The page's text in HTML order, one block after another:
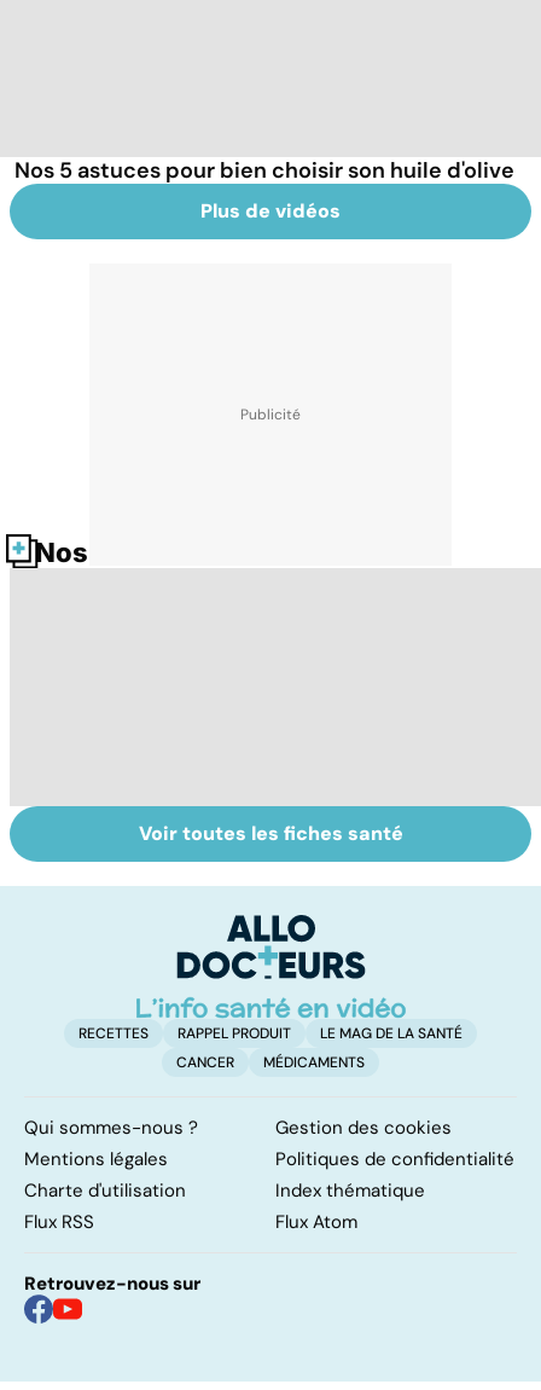
Nos 5 astuces pour bien choisir son huile d'olive
Plus de vidéos
Nos fiches santé
Quand la maladie
entraîne la chute
Le TDAH, un
trouble de
ou sans
hyperactivité
Voir toutes les fiches santé
RECETTES RAPPEL PRODUIT
LE MAG DE LA SANTÉ
CANCER
MÉDICAMENTS
Qui sommes-nous ?
Gestion des cookies
Mentions légales
Politiques de confidentialité
Charte d'utilisation
Index thématique
Flux RSS
Flux Atom
Retrouvez-nous sur